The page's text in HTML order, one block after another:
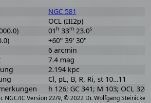
NGC/IC Version 22/9, © 2022 Dr. Wolfgang Steinicke
NGC 581
OCL (III2p)
01 h 33m23.0s
+60° 39' 30"
6 arcmin
7.4 mag
2.194 kpc
Cl, pL, B, R, Ri, st 10…11
h 126; GC 341; M 103; OCL 326